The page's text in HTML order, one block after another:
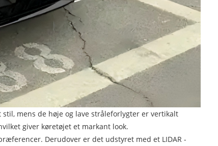
mens de høje og lave stråleforlygter er vertikalt
giver køretøjet et markant look.
Derudover er det udstyret med et LIDAR -